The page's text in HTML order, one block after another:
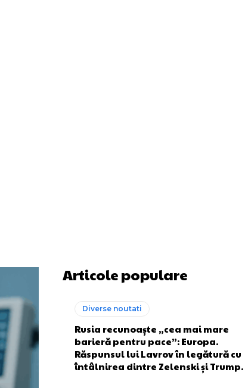
Articole populare
Diverse noutati
Rusia recunoaște „cea mai mare
barieră pentru pace”: Europa.
Răspunsul lui Lavrov în legătură cu
întâlnirea dintre Zelenski și Trump.